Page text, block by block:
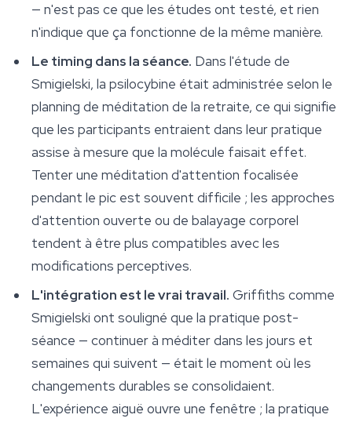
— n'est pas ce que les études ont testé, et rien
n'indique que ça fonctionne de la même manière.
Le timing dans la séance. Dans l'étude de
Smigielski, la psilocybine était administrée selon le
planning de méditation de la retraite, ce qui signifie
que les participants entraient dans leur pratique
assise à mesure que la molécule faisait effet.
Tenter une méditation d'attention focalisée
pendant le pic est souvent difficile ; les approches
d'attention ouverte ou de balayage corporel
tendent à être plus compatibles avec les
modifications perceptives.
L'intégration est le vrai travail. Griffiths comme
Smigielski ont souligné que la pratique post-
séance — continuer à méditer dans les jours et
semaines qui suivent — était le moment où les
changements durables se consolidaient.
L'expérience aiguë ouvre une fenêtre ; la pratique